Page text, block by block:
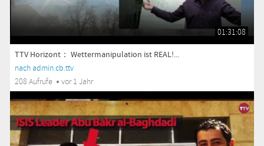
01:31:08
TTV Horizont： Wettermanipulation ist REAL!...
nach admin.cb.ttv
208 Aufrufe
vor 1 Jahr